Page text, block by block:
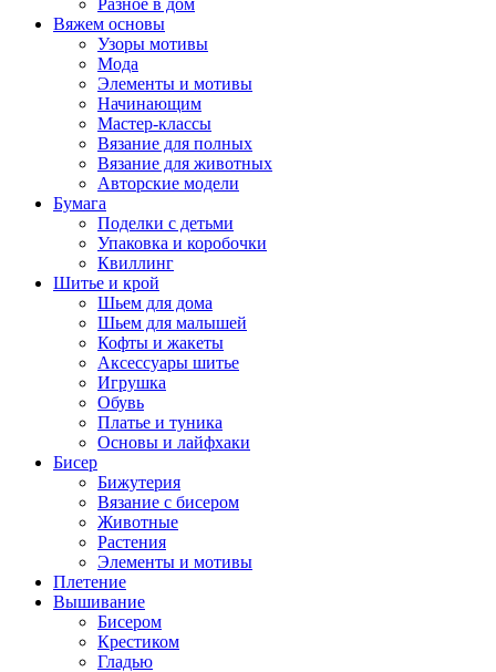
Разное в дом
Вяжем основы
Узоры мотивы
Мода
Элементы и мотивы
Начинающим
Мастер-классы
Вязание для полных
Вязание для животных
Авторские модели
Бумага
Поделки с детьми
Упаковка и коробочки
Квиллинг
Шитье и крой
Шьем для дома
Шьем для малышей
Кофты и жакеты
Аксессуары шитье
Игрушка
Обувь
Платье и туника
Основы и лайфхаки
Бисер
Бижутерия
Вязание с бисером
Животные
Растения
Элементы и мотивы
Плетение
Вышивание
Бисером
Крестиком
Гладью